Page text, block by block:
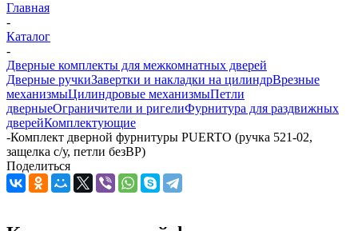
Главная
-
Каталог
-
Дверные комплекты для межкомнатных дверей
Дверные ручкиЗавертки и накладки на цилиндрВрезные
механизмыЦилиндровые механизмыПетли
дверныеОграничители и ригелиФурнитура для раздвижных
дверейКомплектующие
-Комплект дверной фурнитуры PUERTO (ручка 521-02,
защелка с/у, петли безВР)
Поделиться